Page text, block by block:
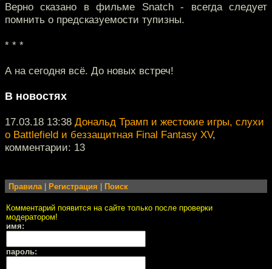
Верно сказано в фильме Snatch - всегда следует
помнить о предсказуемости тупизны.
* * *
А на сегодня всё. До новых встреч!
В новостях
17.03.18 13:38 Дональд Трамп и жестокие игры, слухи
о Battlefield и беззащитная Final Fantasy XV,
комментарии: 13
Правила| Регистрация Поиск
Комментарий появится на сайте только после проверки
модератором!
имя:
пароль: